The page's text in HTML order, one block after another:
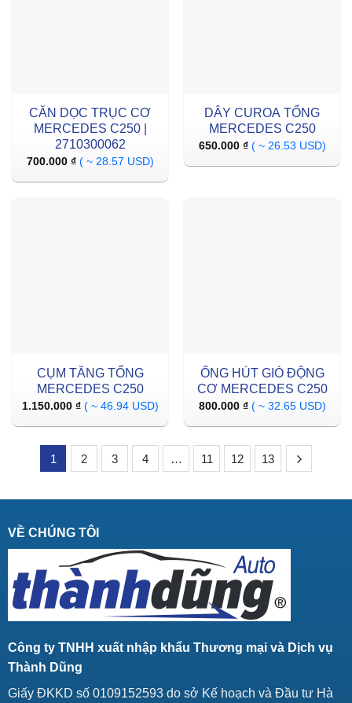
CĂN DỌC TRỤC CƠ
MERCEDES C250 |
2710300062
700.000 ₫ ( ~ 28.57 USD)
DÂY CUROA TỔNG
MERCEDES C250
650.000 ₫ ( ~ 26.53 USD)
CỤM TĂNG TỔNG
MERCEDES C250
1.150.000 ₫ ( ~ 46.94 USD)
ỐNG HÚT GIÓ ĐỘNG
CƠ MERCEDES C250
800.000 ₫ ( ~ 32.65 USD)
1 2 3 4 … 11 12 13
VỀ CHÚNG TÔI
Công ty TNHH xuất nhập khẩu Thương mại và Dịch vụ
Thành Dũng
Giấy ĐKKD số 0109152593 do sở Kế hoạch và Đầu tư Hà